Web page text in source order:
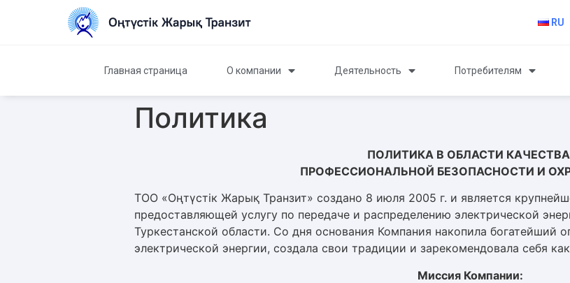
RU
Главная страница О компании Деятельность Потребителям
Политика
ПОЛИТИКА В ОБЛАСТИ
ПРОФЕССИОНАЛЬНОЙ БЕЗОПАСНОСТИ И
ТОО «Оңтүстік Жарық Транзит» создано 8 июля 2005 г. и является
предоставляющей услугу по передаче и распределению электрической
Туркестанской области. Со дня основания Компания накопила богатейший
электрической энергии, создала свои традиции и зарекомендовала себя
Миссия Компании: